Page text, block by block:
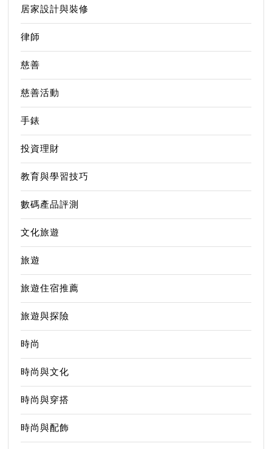
居家設計與裝修
律師
慈善
慈善活動
手錶
投資理財
教育與學習技巧
數碼產品評測
文化旅遊
旅遊
旅遊住宿推薦
旅遊與探險
時尚
時尚與文化
時尚與穿搭
時尚與配飾